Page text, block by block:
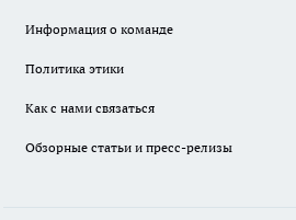
Информация о команде
Политика этики
Как с нами связаться
Обзорные статьи и пресс-релизы